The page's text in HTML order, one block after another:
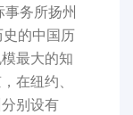
务所扬州
的中国历
最大的知
在纽约、
别设有